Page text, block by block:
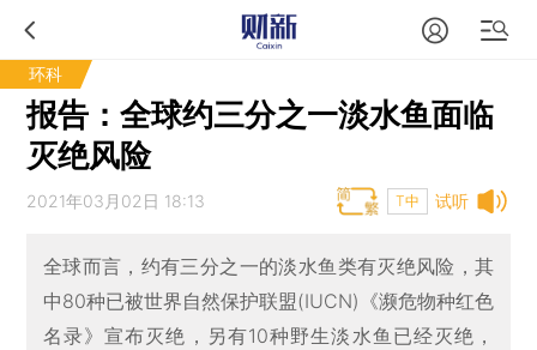
环科
报告：全球约三分之一淡水鱼面临
灭绝风险
试听
2021年03月02日 18:13 T中
全球而言，约有三分之一的淡水鱼类有灭绝风险，其
中80种已被世界自然保护联盟(IUCN)《濒危物种红色
名录》宣布灭绝，另有10种野生淡水鱼已经灭绝，